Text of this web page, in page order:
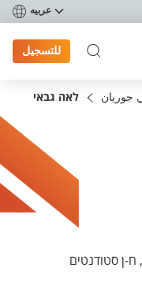
عربيه
للتسجيل
جوريان לאה גבאי
ח-ן סטודנטים